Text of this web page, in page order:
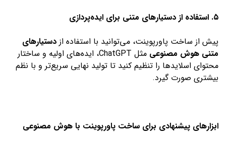
۵. استفاده از دستیارهای متنی برای ایده‌پردازی
پیش از ساخت پاورپوینت، می‌توانید با استفاده از دستیارهای
متنی هوش مصنوعی
مثل ChatGPT، ایده‌های اولیه و ساختار
محتوای اسلایدها را تنظیم کنید تا تولید نهایی سریع‌تر و با نظم
بیشتری صورت گیرد.
ابزارهای پیشنهادی برای ساخت پاورپوینت با هوش مصنوعی